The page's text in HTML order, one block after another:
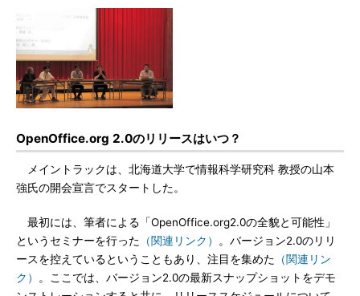
OpenOffice.org 2.0のリリースはいつ？
メイントラックは、北海道大学で情報科学研究科 教授の山本
強氏の開会宣言でスタートした。
最初には、筆者による「OpenOffice.org2.0の全貌と可能性」
というセミナーを行った （関連リンク）
。バージョン2.0のリリ
ースを控えているということもあり、注目を集めた （関連リン
ク）
。ここでは、バージョン2.0の最新スナップショットをデモ